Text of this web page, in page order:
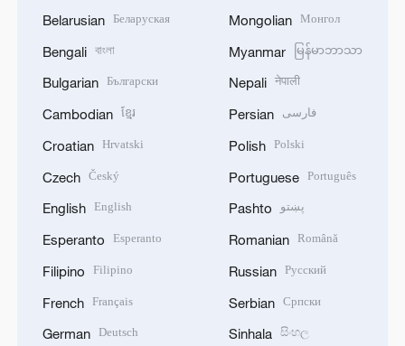
Belarusian Беларуская
Bengali বাংলা
Bulgarian Български
Cambodian ខ្មែរ
Croatian Hrvatski
Czech Český
English English
Esperanto Esperanto
Filipino Filipino
French Français
German Deutsch
Mongolian Монгол
Myanmar မြန်မာဘာသာ
Nepali नेपाली
Persian فارسی
Polish Polski
Portuguese Português
Pashto پښتو
Romanian Română
Russian Русский
Serbian Српски
Sinhala සිංහල